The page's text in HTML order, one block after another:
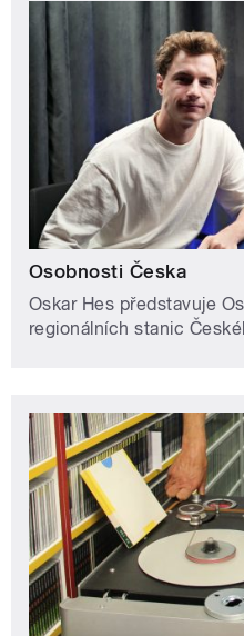
Osobnosti Česka
Oskar Hes představuje
regionálních stanic